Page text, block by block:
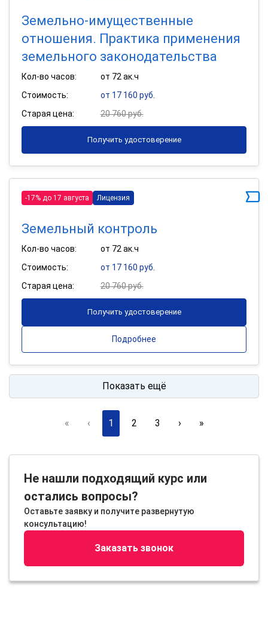
Земельно-имущественные
отношения. Практика применения
земельного законодательства
Кол-во часов:
от 72 ак.ч
Стоимость:
от 17 160 руб.
Старая цена:
20 760 руб.
Получить удостоверение
-17% до 17 августа Лицензия
Земельный контроль
Кол-во часов:
от 72 ак.ч
Стоимость:
от 17 160 руб.
Старая цена:
20 760 руб.
Получить удостоверение
Подробнее
Показать ещё
« ‹ 1 2 3 › »
Не нашли подходящий курс или
остались вопросы?
Оставьте заявку и получите развернутую
консультацию!
Заказать звонок